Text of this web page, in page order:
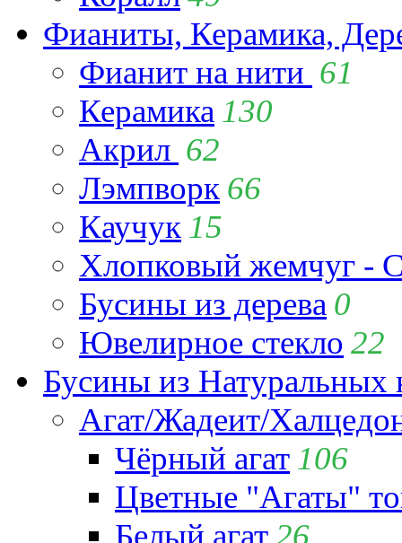
Фианиты, Керамика,
Фианит на нити 61
Керамика 130
Акрил 62
Лэмпворк 66
Каучук 15
Хлопковый жемчуг -
Бусины из дерева 0
Ювелирное стекло 22
Бусины из Натуральных
Агат/Жадеит/
Чёрный агат 106
Цветные "Агаты"